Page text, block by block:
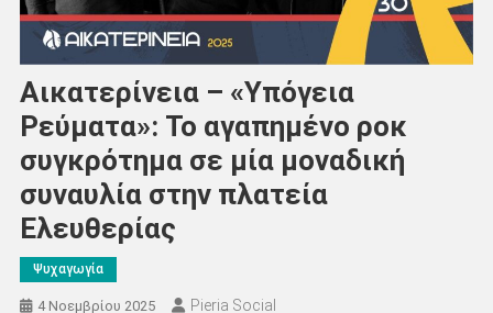
Αικατερίνεια – «Υπόγεια
Ρεύματα»: Το αγαπημένο ροκ
συγκρότημα σε μία μοναδική
συναυλία στην πλατεία
Ελευθερίας
Ψυχαγωγία
4 Νοεμβρίου 2025 Pieria Social